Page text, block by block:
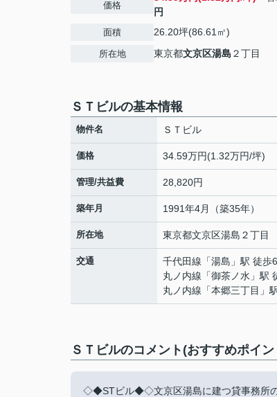
価格
円
面積 26.20坪(86.61㎡)
所在地 東京都文京区湯島 ２丁目
ＳＴビルの基本情報
物件名 ＳＴビル
価格 34.59万円(1.32万円/坪)
管理/共益費 28,820円
築年月 1991年4月（築35年）
所在地 東京都文京区湯島 ２丁目
交通 千代田線 「湯島 」駅 徒歩
丸ノ内線 「御茶ノ水 」駅
丸ノ内線 「本郷三丁目 」
ＳＴビルのコメント(おすすめポイン
◇◆STビル◆◇文京区湯島に建つ貸事務所の